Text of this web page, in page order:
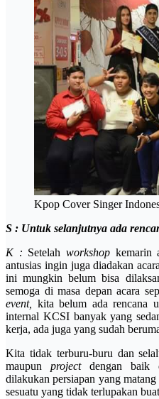
Kpop Cover Singer
S : Untuk selanjutnya ada
K : Setelahworkshop kemarin
antusias ingin juga diadakan
ini mungkin belum bisa
semoga di masa depan acara
event, kita belum ada rencana
internal KCSI banyak yang
kerja, ada juga yang sudah
Kita tidak terburu-buru dan
maupun project dengan baik
dilakukan persiapan yang
sesuatu yang tidak terlupakan